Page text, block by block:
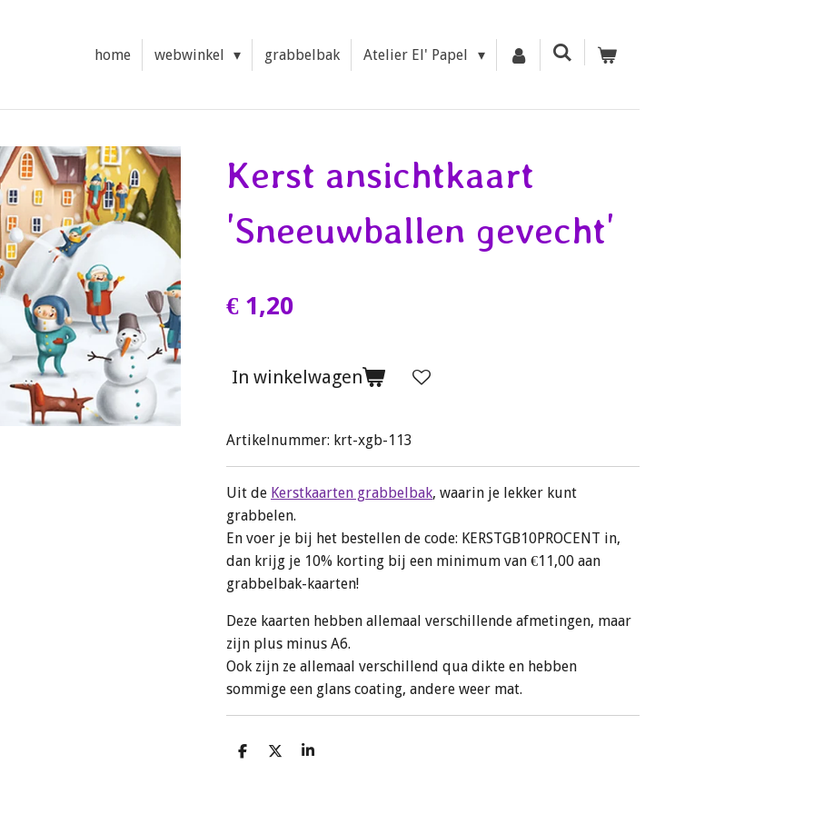
home webwinkel grabbelbak Atelier El' Papel
Kerst ansichtkaart
'Sneeuwballen gevecht'
€ 1,20
In winkelwagen
Artikelnummer: krt-xgb-113
Uit de Kerstkaarten grabbelbak, waarin je lekker kunt
grabbelen.
En voer je bij het bestellen de code: KERSTGB10PROCENT in,
dan krijg je 10% korting bij een minimum van €11,00 aan
grabbelbak-kaarten!
Deze kaarten hebben allemaal verschillende afmetingen, maar
zijn plus minus A6.
Ook zijn ze allemaal verschillend qua dikte en hebben
sommige een glans coating, andere weer mat.
D
D
S